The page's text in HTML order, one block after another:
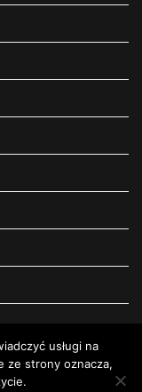
Grace Mag by
usługi na
ze strony oznacza,